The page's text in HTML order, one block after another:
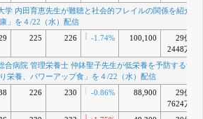
5月 11, 2026
V
らせ
5月 08, 2026
W
15:30 「旬
販売店舗に
学 内田育恵先生が難聴と社会的フレイルの関係を紹介「
」を４/22（水）配信
225 226 -1.74% 100,100
29億
2448万
合病院 管理栄養士 仲鉢聖子先生が低栄養を予防する食
栄養、パワーアップ食」を４/22（水）配信
226 230 -0.86% 88,900
29億
7624万